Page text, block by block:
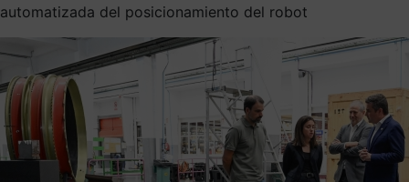
automatizada del posicionamiento del robot